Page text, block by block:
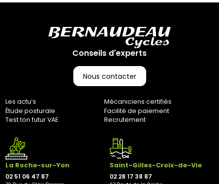
Conseils d'experts
Nous contacter
Les actu’s
Mécaniciens certifiés
Étude posturale
Facilité de paiement
Test ton futur VAE
Recrutement
La Roche-sur-Yon
02 51 06 47 87
Saint-Gilles-Croix-de-Vie
02 28 17 38 87